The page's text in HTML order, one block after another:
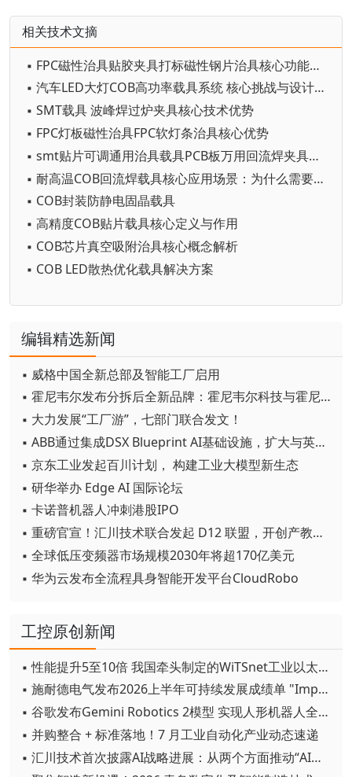
相关技术文摘
▪ FPC磁性治具贴胶夹具打标磁性钢片治具核心功能与原理
▪ 汽车LED大灯COB高功率载具系统 核心挑战与设计目标
▪ SMT载具 波峰焊过炉夹具核心技术优势
▪ FPC灯板磁性治具FPC软灯条治具核心优势
▪ smt贴片可调通用治具载具PCB板万用回流焊夹具卡扣弹簧治具
▪ 耐高温COB回流焊载具核心应用场景：为什么需要它？
▪ COB封装防静电固晶载具
▪ 高精度COB贴片载具核心定义与作用
▪ COB芯片真空吸附治具核心概念解析
▪ COB LED散热优化载具解决方案
编辑精选新闻
▪ 威格中国全新总部及智能工厂启用
▪ 霍尼韦尔发布分拆后全新品牌：霍尼韦尔科技与霍尼韦尔航空航天
▪ 大力发展“工厂游”，七部门联合发文！
▪ ABB通过集成DSX Blueprint AI基础设施，扩大与英伟达的合作
▪ 京东工业发起百川计划， 构建工业大模型新生态
▪ 研华举办 Edge AI 国际论坛
▪ 卡诺普机器人冲刺港股IPO
▪ 重磅官宣！汇川技术联合发起 D12 联盟，开创产教融合新范式
▪ 全球低压变频器市场规模2030年将超170亿美元
▪ 华为云发布全流程具身智能开发平台CloudRobo
工控原创新闻
▪ 性能提升5至10倍 我国牵头制定的WiTSnet工业以太网国际标准正式发布
▪ 施耐德电气发布2026上半年可持续发展成绩单 "Impact 2030"路线图开局稳健
▪ 谷歌发布Gemini Robotics 2模型 实现人形机器人全身智能控制突破
▪ 并购整合 + 标准落地！7 月工业自动化产业动态速递
▪ 汇川技术首次披露AI战略进展：从两个方面推动“AI业务化”落地